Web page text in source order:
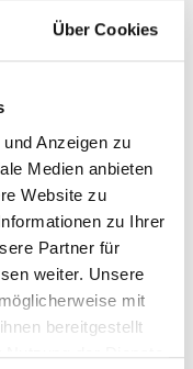
Über Cookies
Anzeigen zu
Medien anbieten
Website zu
zu Ihrer
Partner für
weiter. Unsere
mit
bereitgestellt
der Dienste
pubblici, in
spettatori.
in cui i
Gyger erano
di aver vinto:
sin da subito
credevamo ai nostri
Ma ce l’abbiamo
le sue eccellenti